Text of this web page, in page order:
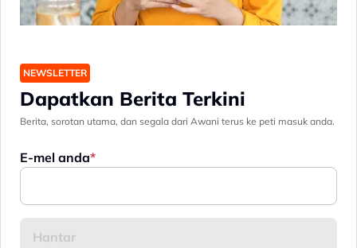
NEWSLETTER
Dapatkan Berita Terkini
Berita, sorotan utama, dan segala dari Awani terus ke peti masuk anda.
E-mel anda